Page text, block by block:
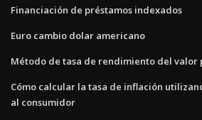
Financiación de préstamos indexados
Euro cambio dolar americano
Método de tasa de rendimiento del valor
Cómo calcular la tasa de inflación
al consumidor